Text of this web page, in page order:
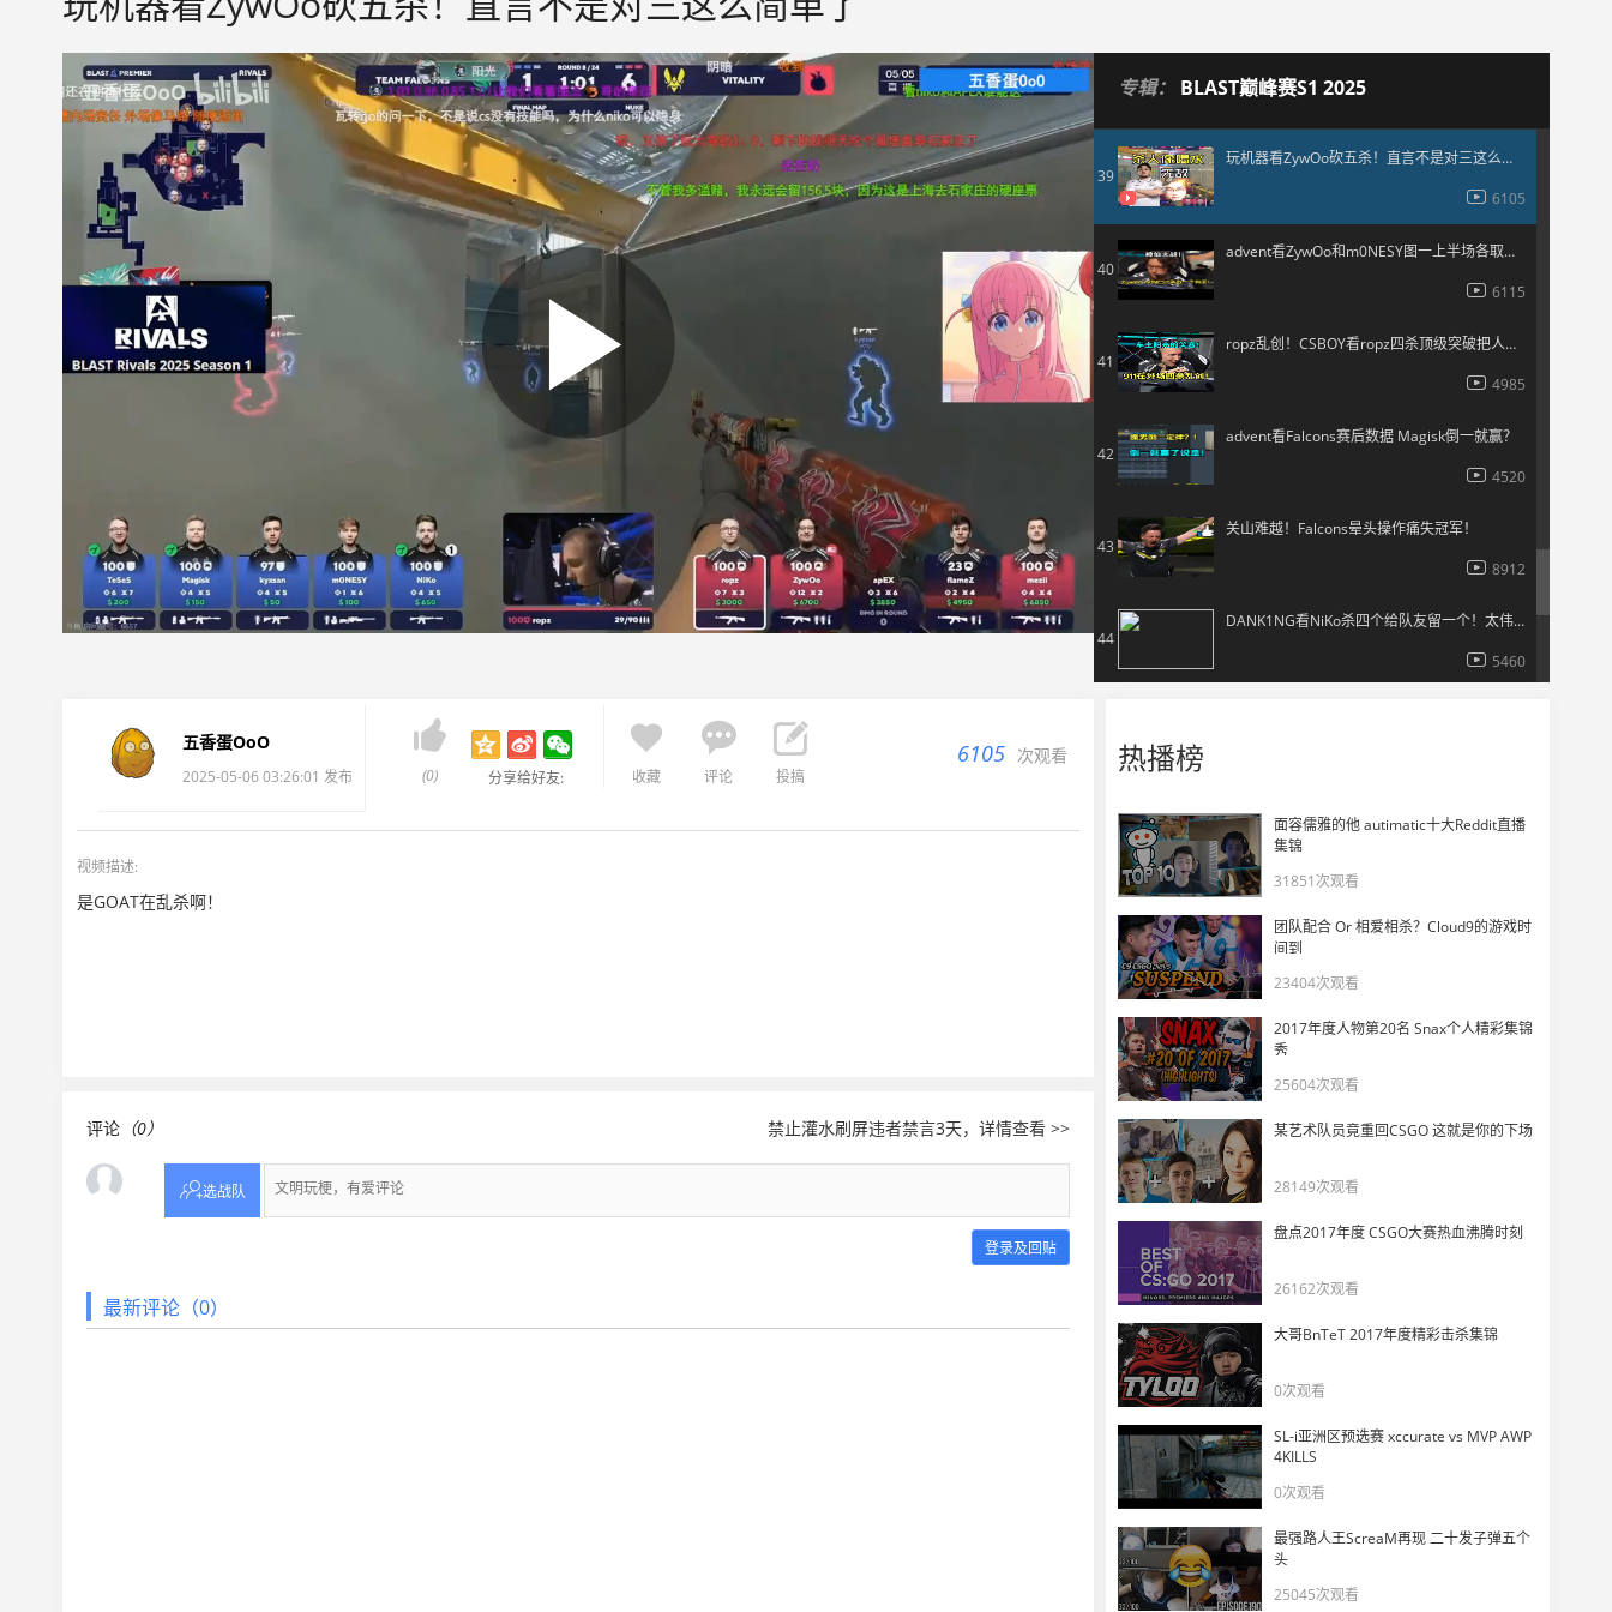
专辑： BLAST巅峰赛S1 2025
39
玩机器看ZywOo砍五杀！直言不是对三这么简单了
6105
40
advent看ZywOo和m0NESY图一上半场各取一个四杀！
6115
41
ropz乱创！CSBOY看ropz四杀顶级突破把人全部转完！
4985
42
advent看Falcons赛后数据 Magisk倒一就赢？
4520
43
关山难越！Falcons晕头操作痛失冠军！
8912
44
DANK1NG看NiKo杀四个给队友留一个！太伟大了！
5460
瞬间融化，Falcons被Vitality直接翻盘！
4465
玩机器惊讶 NiKo四杀 最后一个居然不拉！
5240
梦回2019正面男孩？！Magisk 1v3看傻CSBOY
9634
玩机器难绷 ropz误触滚轮突然起跳死了！
五香蛋OoO
2025-05-06 03:26:01 发布

(0) 分享给好友:

收藏

评论

投搞
6105 次观看
视频描述:
是GOAT在乱杀啊！
禁止灌水刷屏违者禁言3天，详情查看 >>
评论 （0）
选战队
登录及回贴
最新评论（0）
热播榜
面容儒雅的他 autimatic十大Reddit直播
集锦
31851次观看
团队配合 Or 相爱相杀？Cloud9的游戏时
间到
23404次观看
2017年度人物第20名 Snax个人精彩集锦
秀
25604次观看
某艺术队员竟重回CSGO 这就是你的下场
28149次观看
盘点2017年度 CSGO大赛热血沸腾时刻
26162次观看
大哥BnTeT 2017年度精彩击杀集锦
0次观看
SL-i亚洲区预选赛 xccurate vs MVP AWP
4KILLS
0次观看
最强路人王ScreaM再现 二十发子弹五个
头
25045次观看